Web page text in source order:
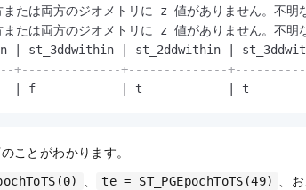
たは両方のジオメトリに z 値がありません。不明
たは両方のジオメトリに z 値がありません。不明
| st_3ddwithin | st_2ddwithin |
+--------------+--------------
| f | t |
ことがわかります。
te = ST_PGEpochToTS(49) 、